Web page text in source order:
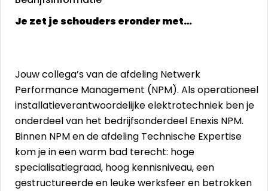
Je zet je schouders eronder met…
Jouw collega’s van de afdeling Netwerk
Performance Management (NPM). Als operationeel
installatieverantwoordelijke elektrotechniek ben je
onderdeel van het bedrijfsonderdeel Enexis NPM.
Binnen NPM en de afdeling Technische Expertise
kom je in een warm bad terecht: hoge
specialisatiegraad, hoog kennisniveau, een
gestructureerde en leuke werksfeer en betrokken